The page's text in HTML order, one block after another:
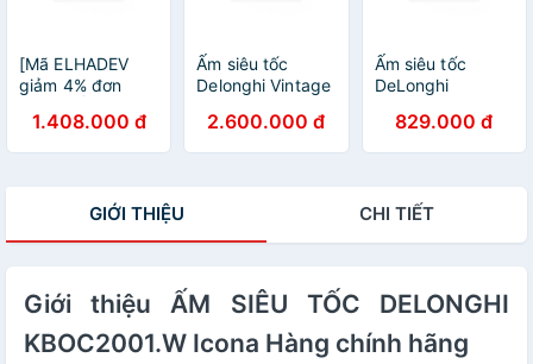
[Mã ELHADEV
giảm 4% đơn
Nước DELONGHI
KBLA2000
1.408.000 đ
Ấm siêu tốc
Delonghi Vintage
2.600.000 đ
Ấm siêu tốc
DeLonghi
2000W (Đen)
Hãng phân phối
829.000 đ
GIỚI THIỆU CHI TIẾT
Giới thiệu ẤM SIÊU TỐC DELONGHI
KBOC2001.W Icona Hàng chính hãng